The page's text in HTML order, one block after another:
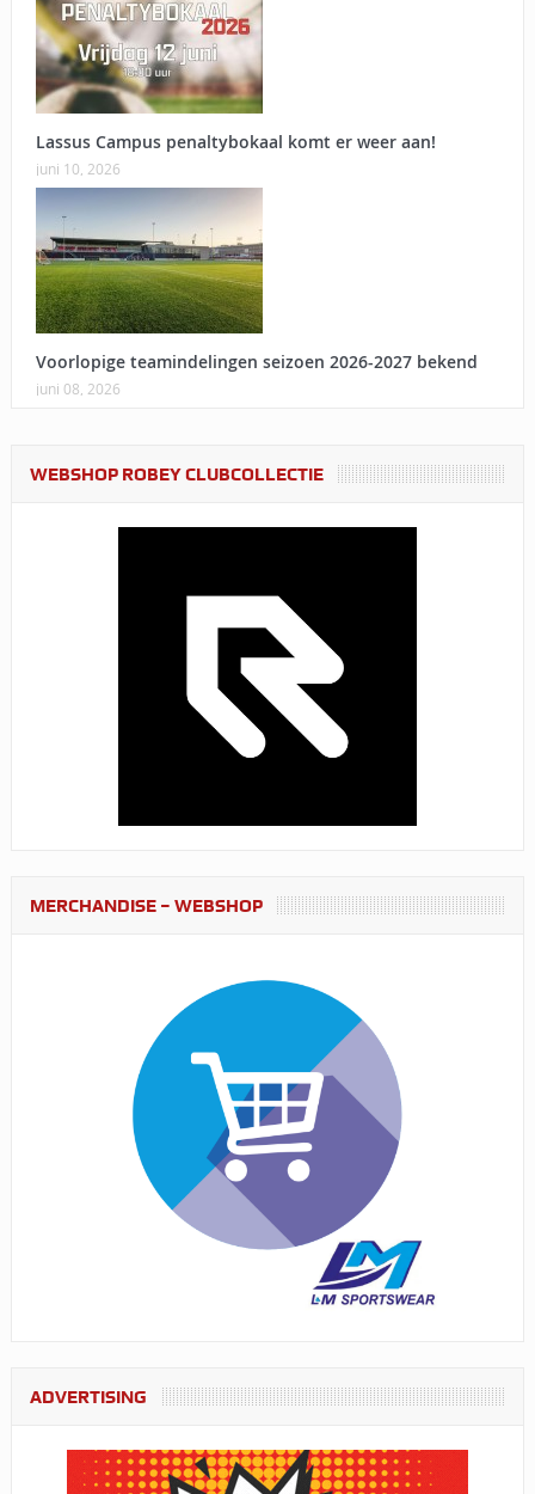
Lassus Campus penaltybokaal komt er weer aan!
juni 10, 2026
Voorlopige teamindelingen seizoen 2026-2027 bekend
juni 08, 2026
WEBSHOP ROBEY CLUBCOLLECTIE
MERCHANDISE – WEBSHOP
ADVERTISING